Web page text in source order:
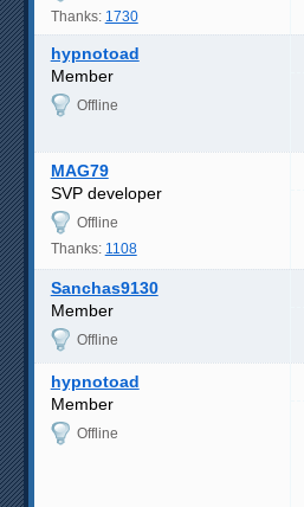
Thanks: 1730
hypnotoad
Member
Offline
MAG79
SVP developer
Offline
Thanks: 1108
Sanchas9130
Member
Offline
hypnotoad
Member
Offline